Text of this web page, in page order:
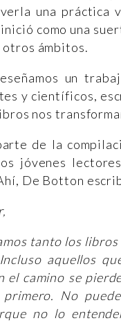
una práctica
como una
otros ámbitos.
un
y científicos,
nos
de la
jóvenes
De Botton
tanto los
aquellos
el camino se
primero. No
no lo